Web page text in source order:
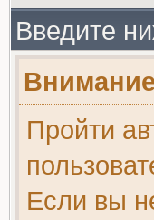
Введите
Пройти
Если вы